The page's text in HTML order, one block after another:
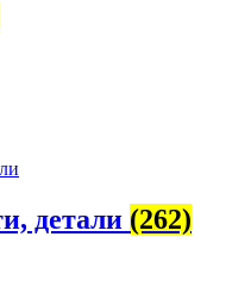
детали (262)